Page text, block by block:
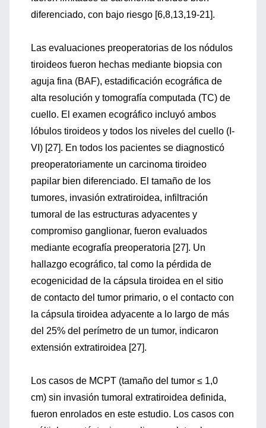
diferenciado, con bajo riesgo [6,8,13,19-21].
Las evaluaciones preoperatorias de los nódulos
tiroideos fueron hechas mediante biopsia con
aguja fina (BAF), estadificación ecográfica de
alta resolución y tomografía computada (TC) de
cuello. El examen ecográfico incluyó ambos
lóbulos tiroideos y todos los niveles del cuello (I-
VI) [27]. En todos los pacientes se diagnosticó
preoperatoriamente un carcinoma tiroideo
papilar bien diferenciado. El tamaño de los
tumores, invasión extratiroidea, infiltración
tumoral de las estructuras adyacentes y
compromiso ganglionar, fueron evaluados
mediante ecografía preoperatoria [27]. Un
hallazgo ecográfico, tal como la pérdida de
ecogenicidad de la cápsula tiroidea en el sitio
de contacto del tumor primario, o el contacto con
la cápsula tiroidea adyacente a lo largo de más
del 25% del perímetro de un tumor, indicaron
extensión extratiroidea [27].
Los casos de MCPT (tamaño del tumor ≤ 1,0
cm) sin invasión tumoral extratiroidea definida,
fueron enrolados en este estudio. Los casos con